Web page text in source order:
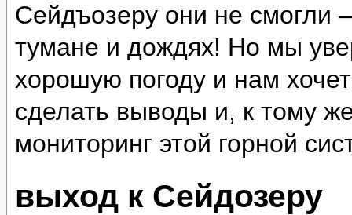
Сейдъозеру они не смогли
тумане и дождях! Но мы
хорошую погоду и нам
сделать выводы и, к тому
мониторинг этой горной
выход к Сейдозеру